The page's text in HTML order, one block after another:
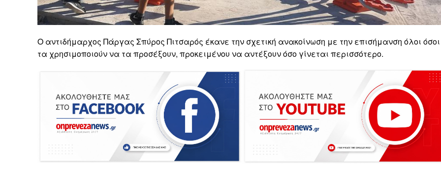
Ο αντιδήμαρχος Πάργας Σπύρος Πιτσαρός έκανε την σχετική ανακοίνωση με την επισήμανση όλοι όσοι
τα χρησιμοποιούν να τα προσέξουν, προκειμένου να αντέξουν όσο γίνεται περισσότερο.